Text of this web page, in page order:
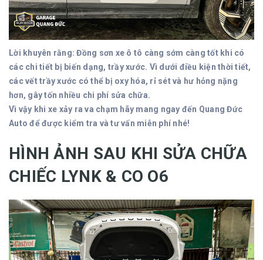
Lời khuyên rằng: Đồng sơn xe ô tô càng sớm càng tốt khi có
các chi tiết bị biến dạng, trầy xước. Vì dưới điều kiện thời tiết,
các vết trầy xước có thể bị oxy hóa, rỉ sét và hư hỏng nặng
hơn, gây tốn nhiều chi phí sửa chữa.
Vì vậy khi xe xảy ra va chạm hãy mang ngay đến Quang Đức
Auto để được kiểm tra và tư vấn miễn phí nhé!
HÌNH ẢNH SAU KHI SỬA CHỮA
CHIẾC LYNK & CO O6